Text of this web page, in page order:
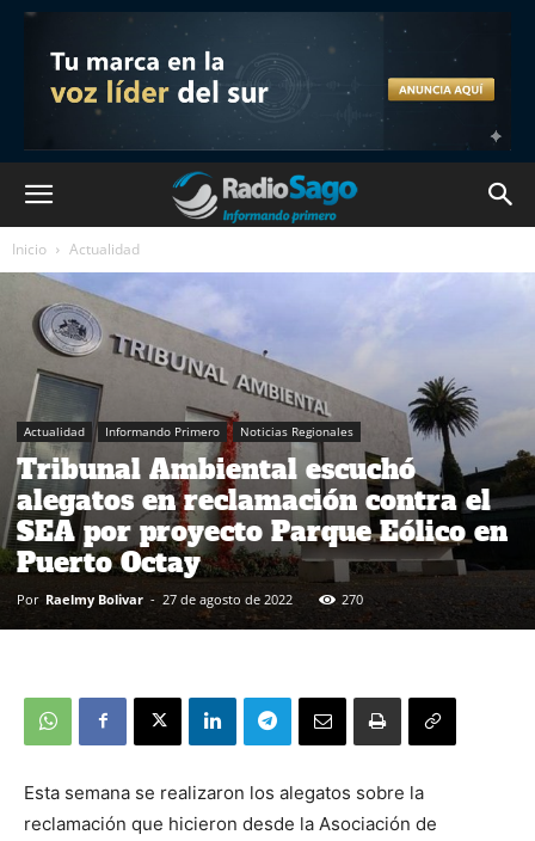
Inicio Actualidad
Actualidad Informando Primero Noticias Regionales
Tribunal Ambiental escuchó
alegatos en reclamación contra el
SEA por proyecto Parque Eólico en
Puerto Octay
Por Raelmy Bolivar - 27 de agosto de 2022 270
Esta semana se realizaron los alegatos sobre la
reclamación que hicieron desde la Asociación de